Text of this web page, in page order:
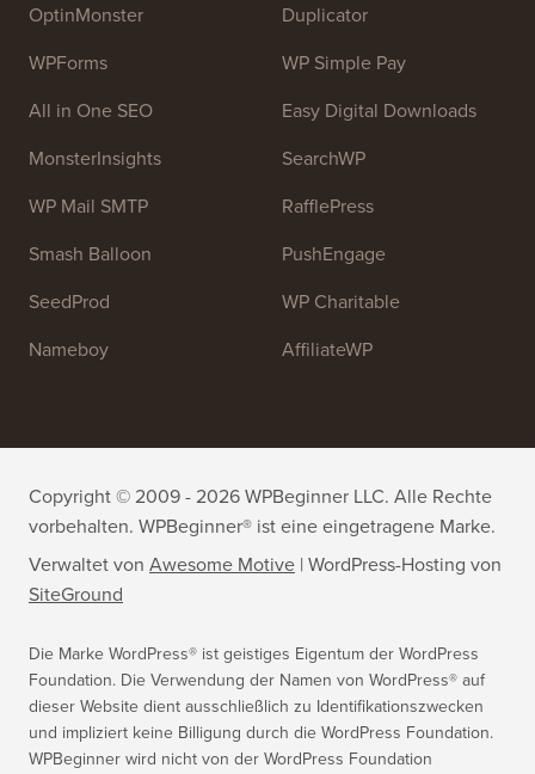
WordPress und der Verbesserung ihrer Websites zu
helfen.
Treten Sie unserem Team bei: Wir stellen ein!
OptinMonster
WPForms
All in One SEO
WP Mail SMTP
Smash Balloon
SeedProd
Nameboy
Duplicator
WP Simple Pay
Easy Digital Downloads
RafflePress
PushEngage
WP Charitable
Copyright © 2009 - 2026 WPBeginner LLC. Alle Rechte
vorbehalten. WPBeginner® ist eine eingetragene Marke.